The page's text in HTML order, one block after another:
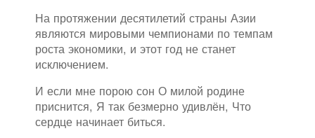
На протяжении десятилетий страны Азии
являются мировыми чемпионами по темпам
роста экономики, и этот год не станет
исключением.
И если мне порою сон О милой родине
приснится, Я так безмерно удивлён, Что
сердце начинает биться.